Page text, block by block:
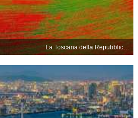
La Toscana della Repubblica Ceca